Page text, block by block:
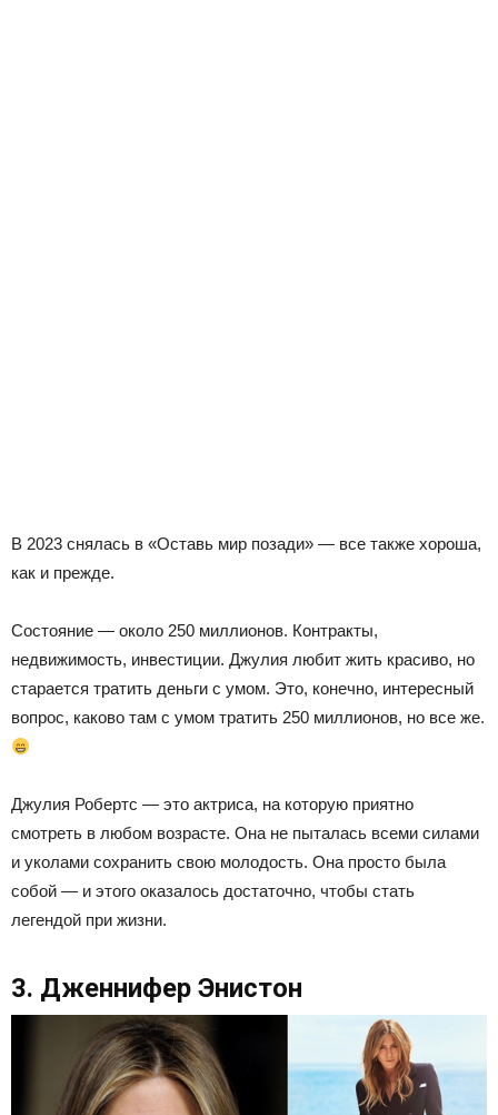
В 2023 снялась в «Оставь мир позади» — все также хороша,
как и прежде.
Состояние — около 250 миллионов. Контракты,
недвижимость, инвестиции. Джулия любит жить красиво, но
старается тратить деньги с умом. Это, конечно, интересный
вопрос, каково там с умом тратить 250 миллионов, но все же.
Джулия Робертс — это актриса, на которую приятно
смотреть в любом возрасте. Она не пыталась всеми силами
и уколами сохранить свою молодость. Она просто была
собой — и этого оказалось достаточно, чтобы стать
легендой при жизни.
3. Дженнифер Энистон​